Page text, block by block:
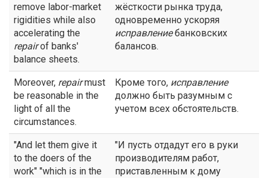
remove labor-market
rigidities while also
accelerating the
repairof banks'
balance sheets.
жёсткости рынка труда,
одновременно ускоряя
исправлениебанковских
балансов.
Moreover, repairmust
be reasonable in the
light of all the
circumstances.
Кроме того, исправление
должно быть разумным с
учетом всех обстоятельств.
"And let them give it
to the doers of the
work" "which is in the
"И пусть отдадут его в руки
производителям работ,
приставленным к дому